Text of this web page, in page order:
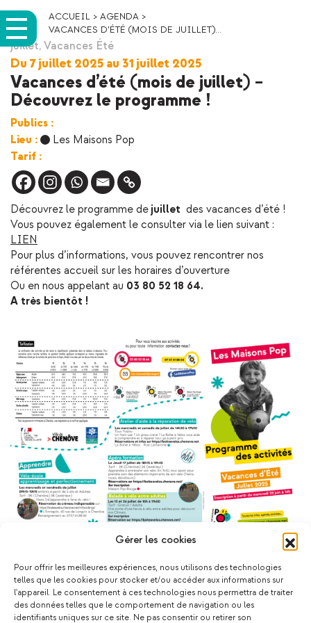
Gérer les cookies
Pour offrir les meilleures expériences, nous utilisons des technologies
telles que les cookies pour stocker et/ou accéder aux informations sur
l'appareil. Le consentement à ces technologies nous permettra de traiter
des données telles que le comportement de navigation ou les
identifiants uniques sur ce site. Ne pas consentir ou retirer son
ACCUEIL > AGENDA >
VACANCES D’ÉTÉ (MOIS DE JUILLET)...
juillet, Vacances Été
Du 7 juillet 2025 au 31 juillet 2025
Vacances d’été (mois de juillet) –
Découvrez le programme !
Publics :
Lieu :
Les Maisons Pop
Tarif :
Découvrez le programme de juillet des vacances d’été !
Vous pouvez également le consulter via le lien suivant :
LIEN
Pour plus d’informations, vous pouvez rencontrer nos
référentes accueil sur les horaires d’ouverture
Ou en nous appelant au 03 80 52 18 64.
A très bientôt !